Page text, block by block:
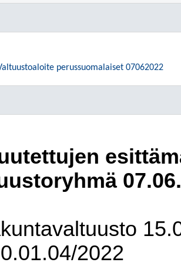
perussuomalaiset 07062022
2022